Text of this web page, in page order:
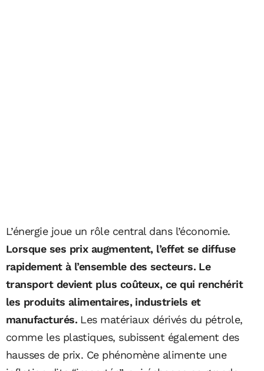
L’énergie joue un rôle central dans l’économie.
Lorsque ses prix augmentent, l’effet se diffuse
rapidement à l’ensemble des secteurs. Le
transport devient plus coûteux, ce qui renchérit
les produits alimentaires, industriels et
manufacturés.Les matériaux dérivés du pétrole,
comme les plastiques, subissent également des
hausses de prix. Ce phénomène alimente une